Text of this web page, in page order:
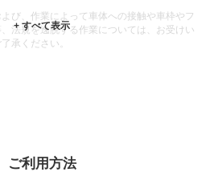
び、作業によって車体への接触や車枠やフ
法規を逸脱する作業については、お受けい
承ください。
ご利用方法